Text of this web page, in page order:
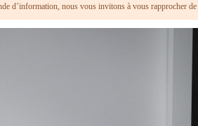
d’information, nous vous invitons à vous rapprocher